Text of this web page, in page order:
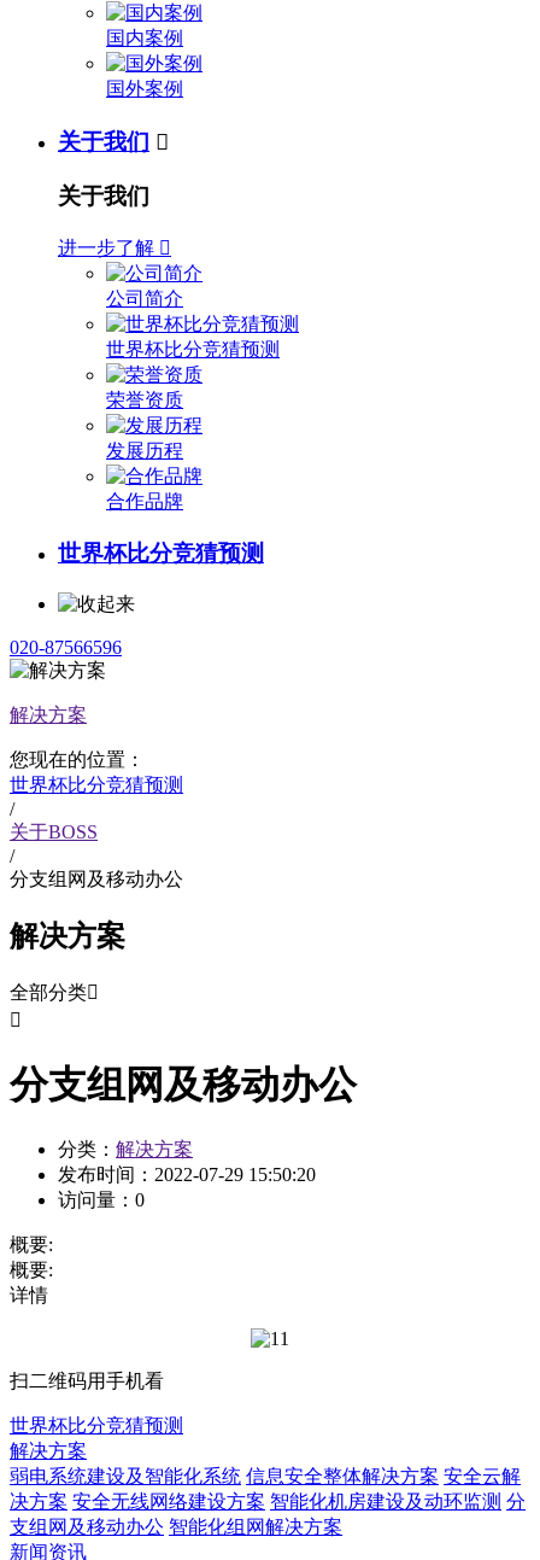
国内案例
国外案例
关于我们 
关于我们
进一步了解 
公司简介
世界杯比分竞猜预测
荣誉资质
发展历程
合作品牌
世界杯比分竞猜预测
020-87566596
解决方案
您现在的位置：
世界杯比分竞猜预测
/
关于BOSS
/
分支组网及移动办公
解决方案
全部分类

分支组网及移动办公
分类： 解决方案
发布时间： 2022-07-29 15:50:20
访问量： 0
概要:
概要:
详情
扫二维码用手机看
世界杯比分竞猜预测
解决方案
弱电系统建设及智能化系统 信息安全整体解决方案 安全云解
决方案 安全无线网络建设方案 智能化机房建设及动环监测 分
支组网及移动办公 智能化组网解决方案
新闻资讯